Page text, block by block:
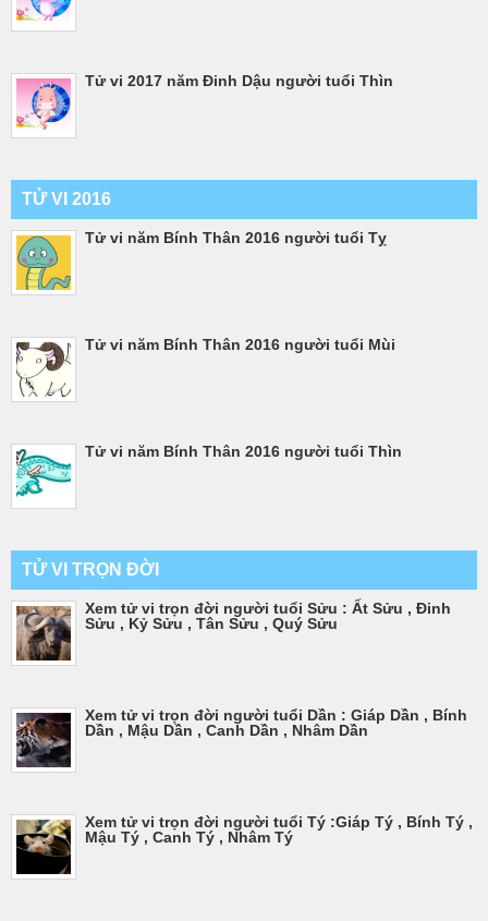
Tử vi 2017 năm Đinh Dậu người tuổi Thìn
TỬ VI 2016
Tử vi năm Bính Thân 2016 người tuổi Tỵ
Tử vi năm Bính Thân 2016 người tuổi Mùi
Tử vi năm Bính Thân 2016 người tuổi Thìn
TỬ VI TRỌN ĐỜI
Xem tử vi trọn đời người tuổi Sửu : Ất Sửu , Đinh
Sửu , Kỷ Sửu , Tân Sửu , Quý Sửu
Xem tử vi trọn đời người tuổi Dần : Giáp Dần , Bính
Dần , Mậu Dần , Canh Dần , Nhâm Dần
Xem tử vi trọn đời người tuổi Tý :Giáp Tý , Bính Tý ,
Mậu Tý , Canh Tý , Nhâm Tý